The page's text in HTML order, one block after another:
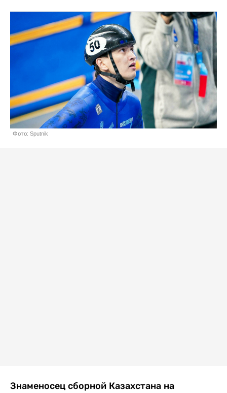
Фото: Sputnik
Знаменосец сборной Казахстана на